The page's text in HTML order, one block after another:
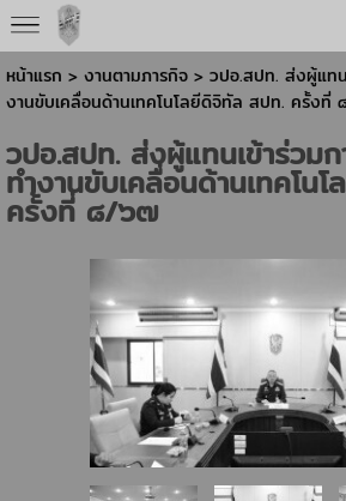
หน้าแรก > งานตามภารกิจ > วปอ.สปท. ส่งผู้แท
งานขับเคลื่อนด้านเทคโนโลยีดิจิทัล สปท. ครั้งที่
วปอ.สปท. ส่งผู้แทนเข้าร่วม
ทำงานขับเคลื่อนด้านเทคโน
ครั้งที่ ๘/๖๗